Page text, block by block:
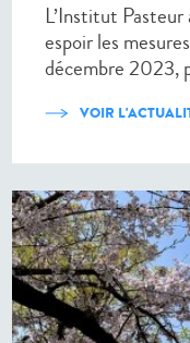
L’Institut
espoir les
décembre 2023,
VOIR